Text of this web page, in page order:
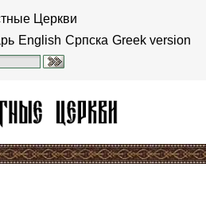
Церкви
English Српска Greek version